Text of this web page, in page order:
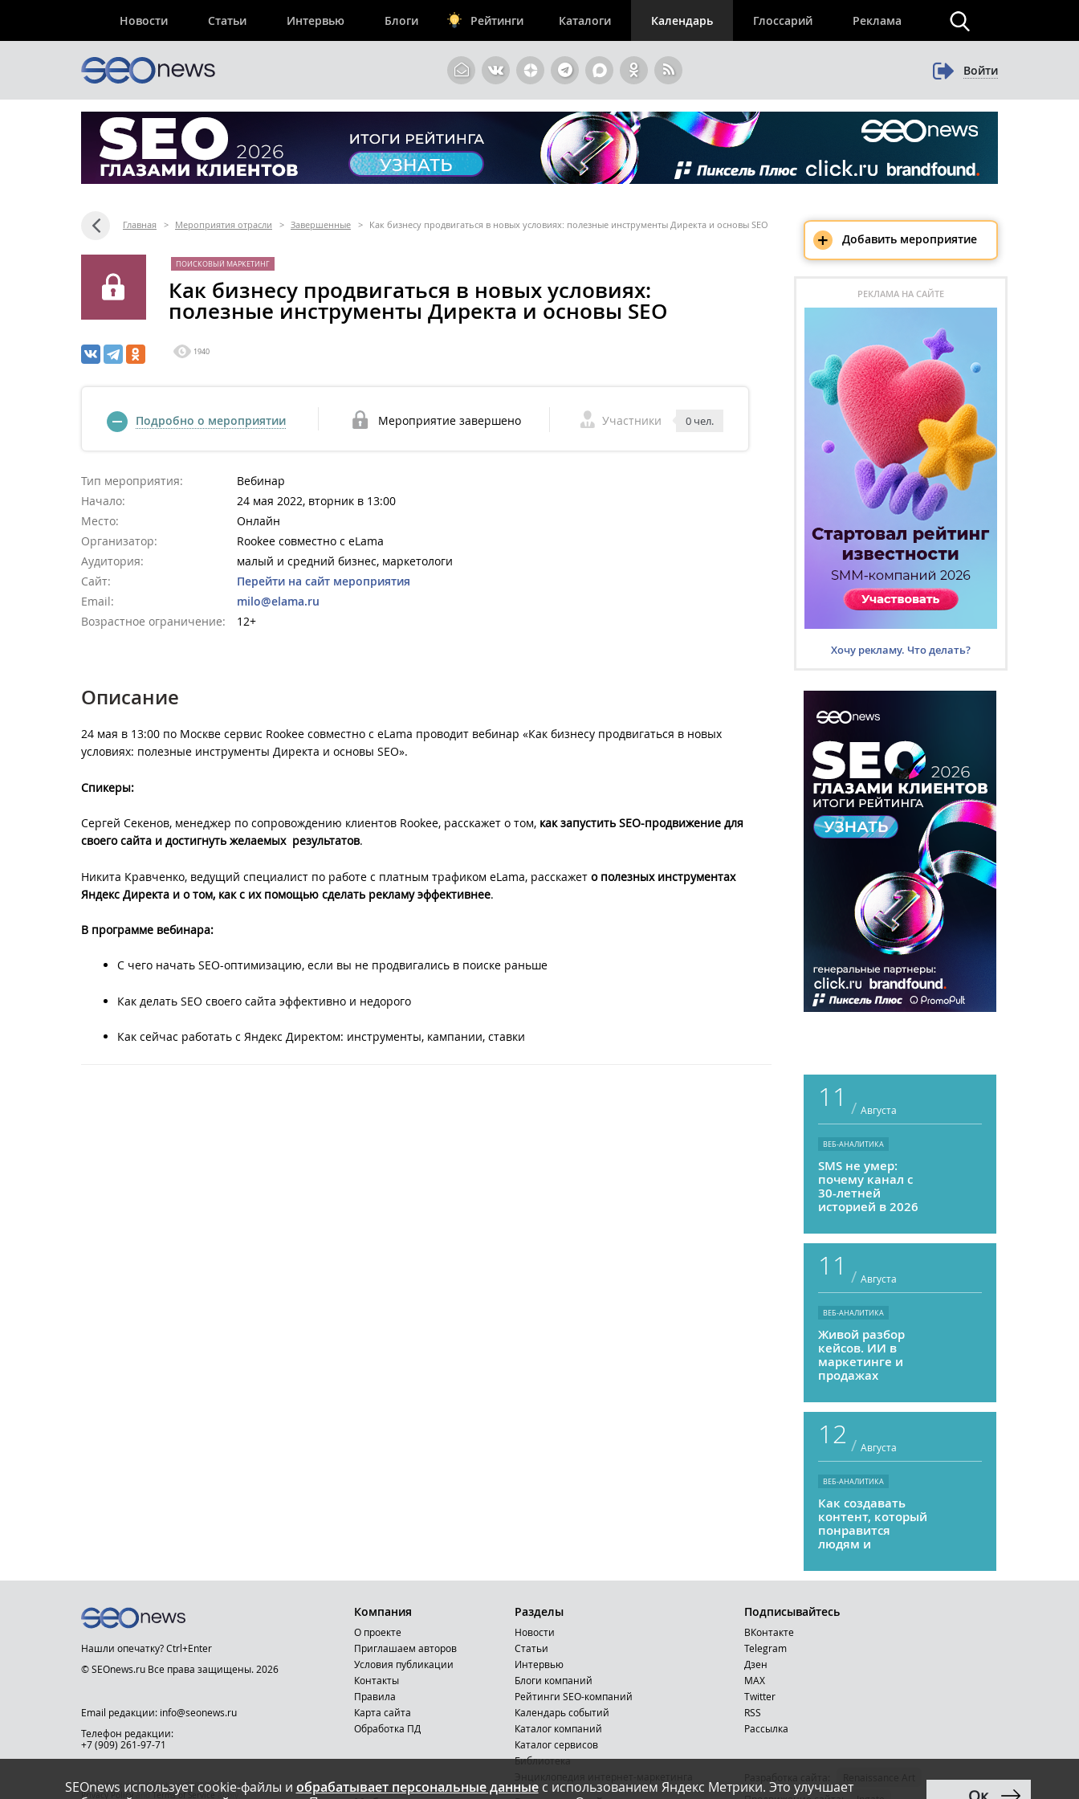
Новости Статьи Интервью Блоги Рейтинги Каталоги Календарь Глоссарий Реклама
Войти
Главная > Мероприятия отрасли > Завершенные > Как бизнесу продвигаться в новых условиях: полезные инструменты Директа и основы SEO
ПОИСКОВЫЙ МАРКЕТИНГ
Как бизнесу продвигаться в новых условиях:
полезные инструменты Директа и основы SEO
1940
Подробно о мероприятии Мероприятие завершено Участники 0 чел.
Тип мероприятия:
Вебинар
Начало:
24 мая 2022, вторник в 13:00
Место:
Онлайн
Организатор:
Rookee совместно с eLama
Аудитория:
малый и средний бизнес, маркетологи
Сайт:
Перейти на сайт мероприятия
Email:
milo@elama.ru
Возрастное ограничение:
12+
Описание
24 мая в 13:00 по Москве сервис Rookee совместно с eLama проводит вебинар «Как бизнесу продвигаться в новых
условиях: полезные инструменты Директа и основы SEO».
Спикеры:
Сергей Секенов, менеджер по сопровождению клиентов Rookee, расскажет о том, как запустить SEO-продвижение для
своего сайта и достигнуть желаемых результатов.
Никита Кравченко, ведущий специалист по работе с платным трафиком eLama, расскажет о полезных инструментах
Яндекс Директа и о том, как с их помощью сделать рекламу эффективнее.
В программе вебинара:
С чего начать SEO-оптимизацию, если вы не продвигались в поиске раньше
Как делать SEO своего сайта эффективно и недорого
Как сейчас работать с Яндекс Директом: инструменты, кампании, ставки
+ Добавить мероприятие
РЕКЛАМА НА САЙТЕ
Хочу рекламу. Что делать?
11 / Августа
ВЕБ-АНАЛИТИКА
SMS не умер:
почему канал с
30-летней
историей в 2026
приносить ROMI
выше, чем
мессенджеры
11 / Августа
ВЕБ-АНАЛИТИКА
Живой разбор
кейсов. ИИ в
маркетинге и
продажах
12 / Августа
ВЕБ-АНАЛИТИКА
Как создавать
контент, который
понравится
людям и
SEOnews использует cookie-файлы и обрабатывает персональные данныес использованием Яндекс Метрики. Это улучшает
Нашли опечатку? Ctrl+Enter
© SEOnews.ru Все права защищены. 2026
Email редакции: info@seonews.ru
Телефон редакции:
+7 (909) 261-97-71
This site is protected by reCAPTCHA and the Google
Privacy Policyand Terms of Serviceapply.
Компания
О проекте
Приглашаем авторов
Условия публикации
Контакты
Правила
Карта сайта
Обработка ПД
Разделы
Новости
Статьи
Интервью
Блоги компаний
Рейтинги SEO-компаний
Календарь событий
Каталог компаний
Каталог сервисов
Библиотека
Подписывайтесь
ВКонтакте
Telegram
Дзен
MAX
Тwitter
RSS
Рассылка